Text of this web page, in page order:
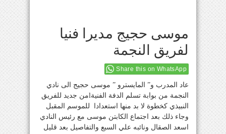
موسى حجيج مديرا فنيا
لفريق النجمة
Share this on WhatsApp
عاد المدرب و” المايسترو ” موسى حجيج الى نادي
النجمة من بوابة تسلم الدفة الفنيةlمن جديد للفريق
النبيذي كخطوة لا بد منها استعدادا للموسم المقبل
وجاء ذلك بعد اجتماع الكابتن موسى مع رئيس النادي
اسعد الصقال ونائبه علي السبع والتفاصيل بعد قليل